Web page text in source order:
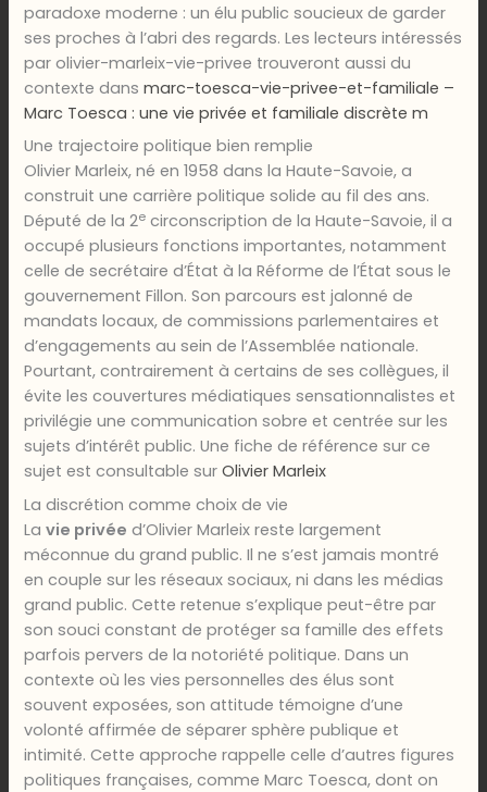
paradoxe moderne : un élu public soucieux de garder
ses proches à l’abri des regards. Les lecteurs intéressés
par olivier-marleix-vie-privee trouveront aussi du
contexte dansmarc-toesca-vie-privee-et-familiale –
Marc Toesca : une vie privée et familiale discrète m
Une trajectoire politique bien remplie
Olivier Marleix, né en 1958 dans la Haute-Savoie, a
construit une carrière politique solide au fil des ans.
Député de la 2e circonscription de la Haute-Savoie, il a
occupé plusieurs fonctions importantes, notamment
celle de secrétaire d’État à la Réforme de l’État sous le
gouvernement Fillon. Son parcours est jalonné de
mandats locaux, de commissions parlementaires et
d’engagements au sein de l’Assemblée nationale.
Pourtant, contrairement à certains de ses collègues, il
évite les couvertures médiatiques sensationnalistes et
privilégie une communication sobre et centrée sur les
sujets d’intérêt public. Une fiche de référence sur ce
sujet est consultable surOlivier Marleix
La discrétion comme choix de vie
Lavie privée d’Olivier Marleix reste largement
méconnue du grand public. Il ne s’est jamais montré
en couple sur les réseaux sociaux, ni dans les médias
grand public. Cette retenue s’explique peut-être par
son souci constant de protéger sa famille des effets
parfois pervers de la notoriété politique. Dans un
contexte où les vies personnelles des élus sont
souvent exposées, son attitude témoigne d’une
volonté affirmée de séparer sphère publique et
intimité. Cette approche rappelle celle d’autres figures
politiques françaises, comme Marc Toesca, dont on